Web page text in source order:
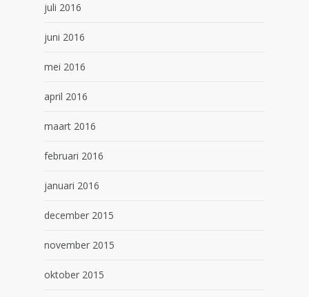
juli 2016
juni 2016
mei 2016
april 2016
maart 2016
februari 2016
januari 2016
december 2015
november 2015
oktober 2015